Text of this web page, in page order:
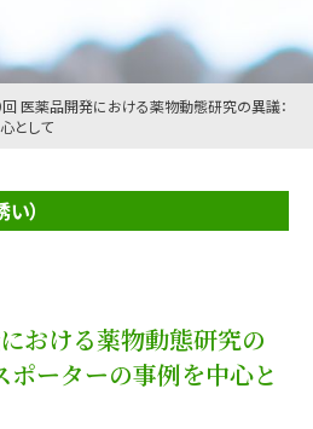
医薬品開発における薬物動態研究の異議：
として
）
おける薬物動態研究の
ーターの事例を中心と